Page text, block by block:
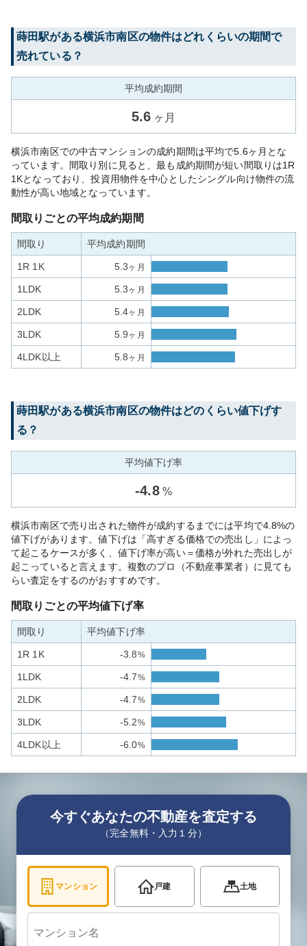
蒔田駅がある横浜市南区の物件はどれくらいの期間で
売れている？
平均成約期間
5.6 ヶ月
横浜市南区での中古マンションの成約期間は平均で5.6ヶ月とな
っています。間取り別に見ると、最も成約期間が短い間取りは1R
1Kとなっており、投資用物件を中心としたシングル向け物件の流
動性が高い地域となっています。
間取りごとの平均成約期間
間取り 平均成約期間
1R 1K 5.3ヶ月
1LDK 5.3ヶ月
2LDK 5.4ヶ月
3LDK 5.9ヶ月
4LDK以上 5.8ヶ月
蒔田駅がある横浜市南区の物件はどのくらい値下げす
る？
平均値下げ率
-4.8 %
横浜市南区で売り出された物件が成約するまでには平均で4.8%の
値下げがあります。値下げは「高すぎる価格での売出し」によっ
て起こるケースが多く、値下げ率が高い＝価格が外れた売出しが
起こっていると言えます。複数のプロ（不動産事業者）に見ても
らい査定をするのがおすすめです。
間取りごとの平均値下げ率
間取り 平均値下げ率
1R 1K -3.8%
1LDK -4.7%
2LDK -4.7%
3LDK -5.2%
4LDK以上 -6.0%
今すぐあなたの不動産を査定する
（完全無料・入力１分）
マンション 戸建 土地